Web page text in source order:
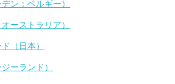
ン：ベルギー）
ーストラリア）
（日本）
ーランド）